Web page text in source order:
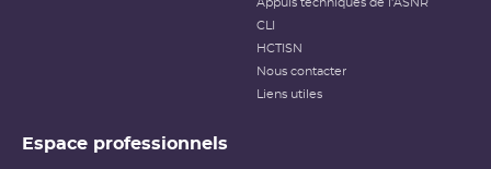
Appuis techniques de l'ASNR
CLI
HCTISN
Nous contacter
Liens utiles
Espace professionnels